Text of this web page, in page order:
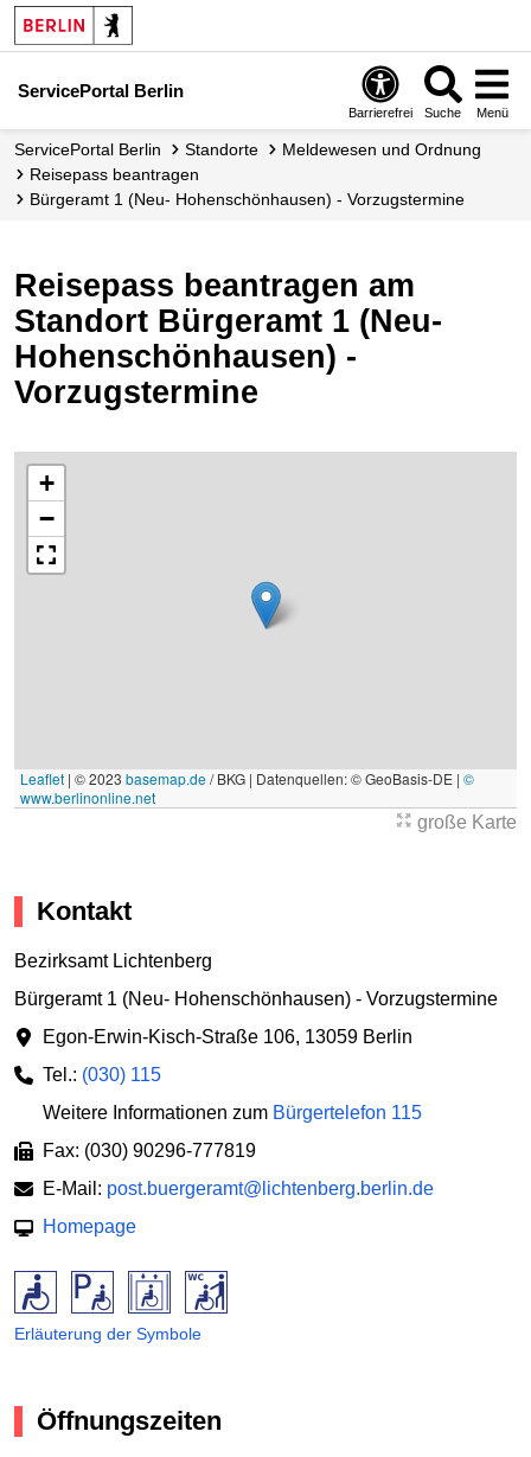
ServicePortal Berlin
Barrierefrei Suche Menü
ServicePortal Berlin Standorte
Meldewesen und Ordnung
Reisepass beantragen
Bürgeramt 1 (Neu- Hohenschönhausen) - Vorzugstermine
Reisepass beantragen am
Standort Bürgeramt 1 (Neu-
Hohenschönhausen) -
Vorzugstermine
+
−
Leaflet | © 2023 basemap.de/ BKG | Datenquellen: © GeoBasis-DE | ©
www.berlinonline.net
große Karte
Kontakt
Bezirksamt Lichtenberg
Bürgeramt 1 (Neu- Hohenschönhausen) - Vorzugstermine
Egon-Erwin-Kisch-Straße 106, 13059 Berlin
Tel.: (030) 115
Weitere Informationen zum Bürgertelefon 115
Fax: (030) 90296-777819
E-Mail: post.buergeramt@lichtenberg.berlin.de
Homepage
Erläuterung der Symbole
Öffnungszeiten